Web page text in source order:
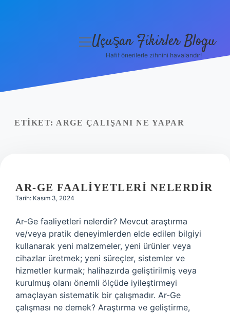
Yasal Uyarı
menüyü
Uçuşan Fikirler Blogu
Hafif önerilerle zihnini havalandır!
ETIKET: ARGE ÇALIŞANI NE YAPAR
AR-GE FAALIYETLERI NELERDIR
Tarih: Kasım 3, 2024
Ar-Ge faaliyetleri nelerdir? Mevcut araştırma
ve/veya pratik deneyimlerden elde edilen bilgiyi
kullanarak yeni malzemeler, yeni ürünler veya
cihazlar üretmek; yeni süreçler, sistemler ve
hizmetler kurmak; halihazırda geliştirilmiş veya
kurulmuş olanı önemli ölçüde iyileştirmeyi
amaçlayan sistematik bir çalışmadır. Ar-Ge
çalışması ne demek? Araştırma ve geliştirme,